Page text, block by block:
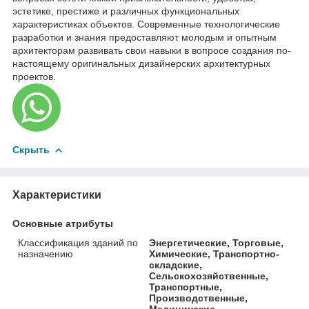
эстетике, престиже и различных функциональных
характеристиках объектов. Современные технологические
разработки и знания предоставляют молодым и опытным
архитекторам развивать свои навыки в вопросе создания по-
настоящему оригинальных дизайнерских архитектурных
проектов.
Скрыть
Характеристики
Основные атрибуты
Классификация зданий по
назначению
Энергетические, Торговые,
Химические, Транспортно-
складские,
Сельскохозяйственные,
Транспортные,
Производственные,